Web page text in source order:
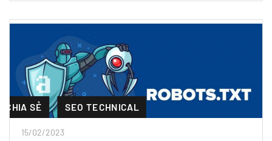
CHIA SẺ SEO TECHNICAL
15/02/2023